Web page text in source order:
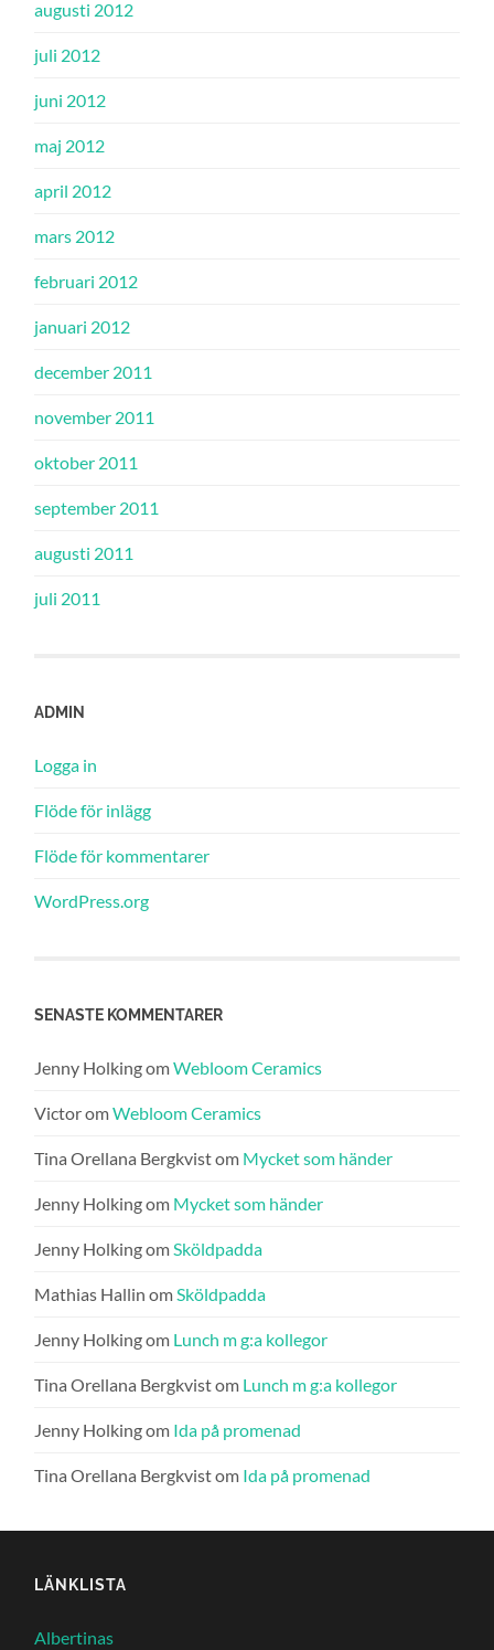
augusti 2012
juli 2012
juni 2012
maj 2012
april 2012
mars 2012
februari 2012
januari 2012
december 2011
november 2011
oktober 2011
september 2011
augusti 2011
juli 2011
ADMIN
Logga in
Flöde för inlägg
Flöde för kommentarer
WordPress.org
SENASTE KOMMENTARER
Jenny HolkingomWebloom Ceramics
VictoromWebloom Ceramics
Tina Orellana Bergkvistom Mycket som händer
Jenny Holkingom Mycket som händer
Jenny HolkingomSköldpadda
Mathias Hallin omSköldpadda
Jenny Holkingom Lunch m g:a kollegor
Tina Orellana Bergkvistom Lunch m g:a kollegor
Jenny Holkingom Ida på promenad
Tina Orellana Bergkvistom Ida på promenad
LÄNKLISTA
Albertinas